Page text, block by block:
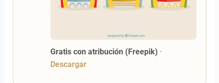
Gratis con atribución (Freepik) ·
Descargar